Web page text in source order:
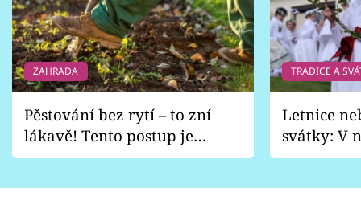
ZAHRADA
Pěstování bez rytí – to zní
lákavě! Tento postup je
vhodný jen pro některé
TRADICE A
Letnice
svátky: V
pondělí